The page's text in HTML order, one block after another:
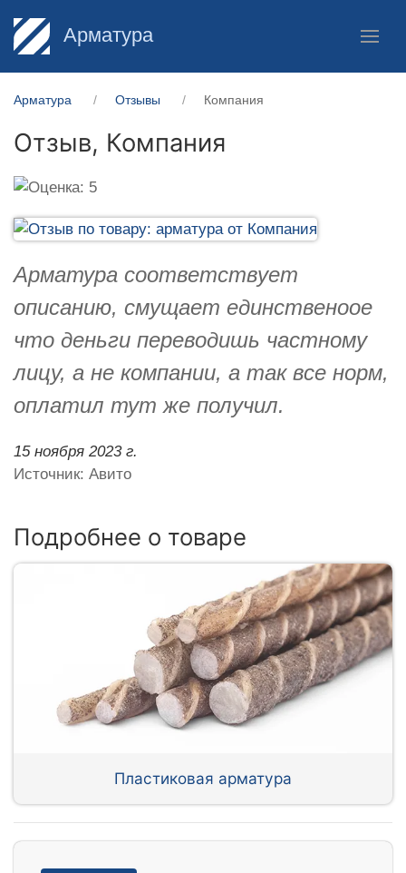
Арматура
Арматура Отзывы Компания
Отзыв, Компания
Арматура соответствует
описанию, смущает единственоое
что деньги переводишь частному
лицу, а не компании, а так все норм,
оплатил тут же получил.
15 ноября 2023 г.
Источник: Авито
Подробнее о товаре
Пластиковая арматура